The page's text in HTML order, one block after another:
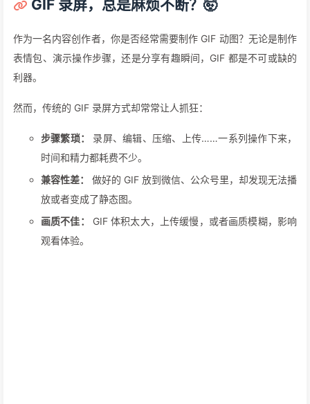
GIF 录屏，总是麻烦不断？🤯
作为一名内容创作者，你是否经常需要制作 GIF 动图？无论是制作
表情包、演示操作步骤，还是分享有趣瞬间，GIF 都是不可或缺的
利器。
然而，传统的 GIF 录屏方式却常常让人抓狂：
步骤繁琐：
录屏、编辑、压缩、上传……一系列操作下来，
时间和精力都耗费不少。
兼容性差：
做好的 GIF 放到微信、公众号里，却发现无法播
放或者变成了静态图。
画质不佳：
GIF 体积太大，上传缓慢，或者画质模糊，影响
观看体验。